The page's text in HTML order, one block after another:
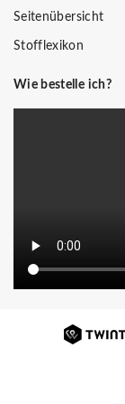
Seitenübersicht
Stofflexikon
Wie bestelle ich?